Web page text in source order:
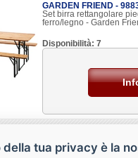
GARDEN FRIEND -
Set birra rettangolare
ferro/legno - Garden
Disponibilità: 7
della tua privacy è la